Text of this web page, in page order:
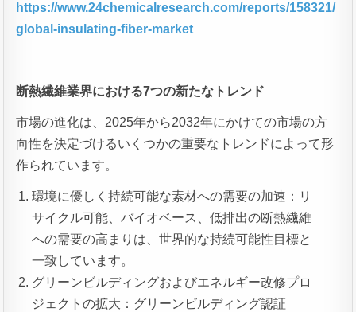
https://www.24chemicalresearch.com/reports/158321/
global-insulating-fiber-market
断熱繊維業界における7つの新たなトレンド
市場の進化は、2025年から2032年にかけての市場の方
向性を決定づけるいくつかの重要なトレンドによって形
作られています。
環境に優しく持続可能な素材への需要の加速：リ
サイクル可能、バイオベース、低排出の断熱繊維
への需要の高まりは、世界的な持続可能性目標と
一致しています。
グリーンビルディングおよびエネルギー改修プロ
ジェクトの拡大：グリーンビルディング認証